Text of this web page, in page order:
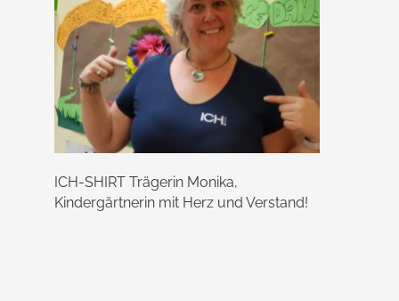
ICH-SHIRT Trägerin Monika,
Kindergärtnerin mit Herz und Verstand!